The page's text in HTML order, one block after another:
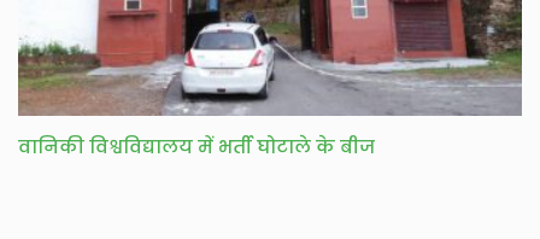
वानिकी विश्वविद्यालय में भर्ती घोटाले के बीज